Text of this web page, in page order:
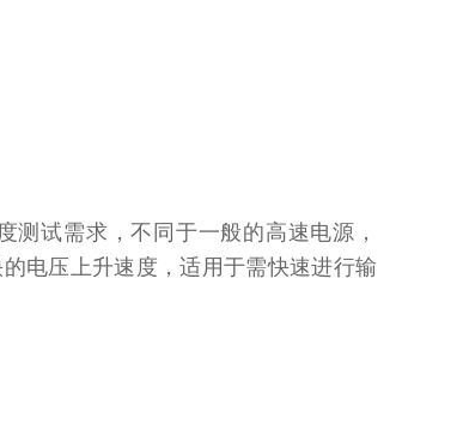
测试需求，不同于一般的高速电源，
电压上升速度，适用于需快速进行输